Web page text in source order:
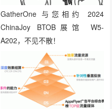
GatherOne 与您相约 2024
ChinaJoy BTOB展馆 W5-
A202，不见不散！